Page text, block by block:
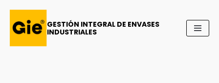
GESTIÓN INTEGRAL DE ENVASES
INDUSTRIALES